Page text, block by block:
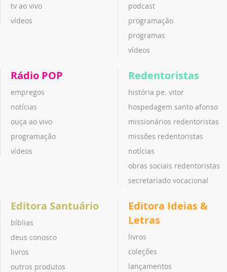
tv ao vivo
vídeos
podcast
programação
programas
vídeos
Rádio POP
empregos
notícias
ouça ao vivo
programação
vídeos
Redentoristas
história pe. vitor
hospedagem santo afonso
missionários redentoristas
missões redentoristas
notícias
obras sociais redentoristas
secretariado vocacional
Editora Santuário
bíblias
deus conosco
livros
outros produtos
Editora Ideias &
Letras
livros
coleções
lançamentos